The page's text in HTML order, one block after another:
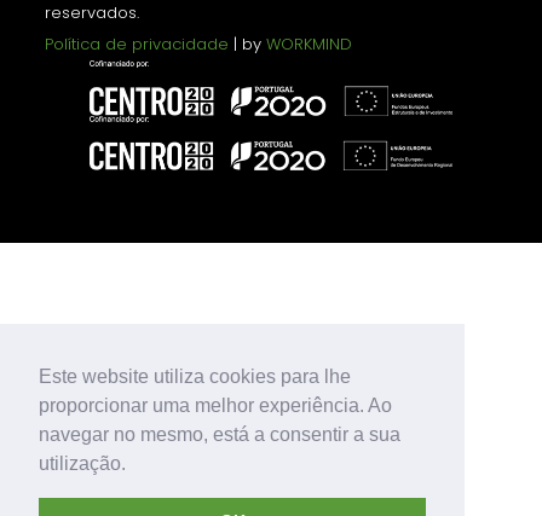
Este website utiliza cookies para lhe
proporcionar uma melhor experiência. Ao
navegar no mesmo, está a consentir a sua
utilização.
reservados.
Política de privacidade | byWORKMIND